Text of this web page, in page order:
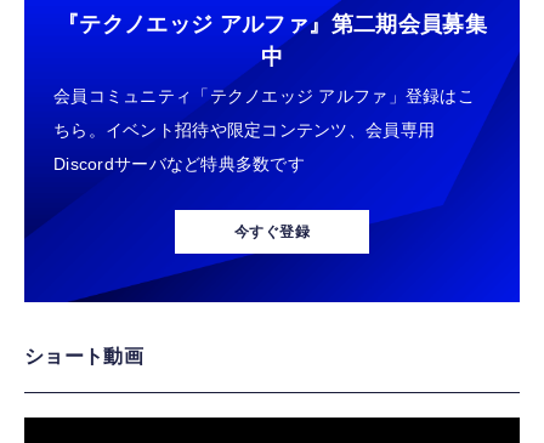
『テクノエッジ アルファ』 第二期会員募集
中
会員コミュニティ「テクノエッジ アルファ」登録はこ
ちら。イベント招待や限定コンテンツ、会員専用
Discordサーバなど特典多数です
今すぐ登録
ショート動画